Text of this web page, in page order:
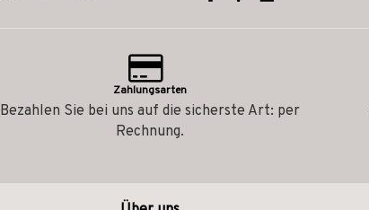
Zahlungsarten
Bezahlen Sie bei uns auf die sicherste Art: per
Rechnung.